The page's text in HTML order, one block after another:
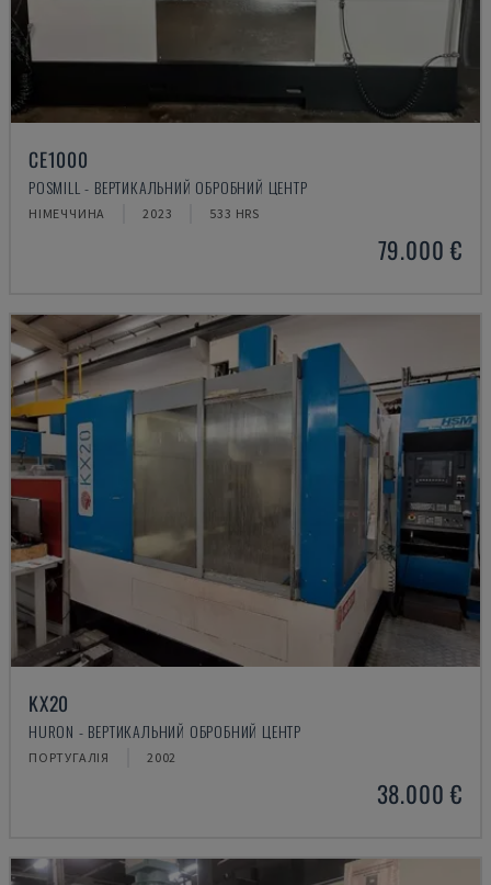
CE1000
POSMILL - ВЕРТИКАЛЬНИЙ ОБРОБНИЙ ЦЕНТР
НІМЕЧЧИНА 2023 533 HRS
79.000 €
KX20
HURON - ВЕРТИКАЛЬНИЙ ОБРОБНИЙ ЦЕНТР
ПОРТУГАЛІЯ 2002
38.000 €